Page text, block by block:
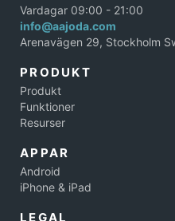
Vardagar 09:00 - 21:00
info@aajoda.com
Arenavägen 29, Stockholm
PRODUKT
Produkt
Funktioner
Resurser
APPAR
Android
iPhone & iPad
LEGAL